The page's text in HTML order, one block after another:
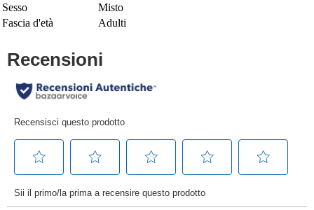
Sesso
Misto
Fascia d'età
Adulti